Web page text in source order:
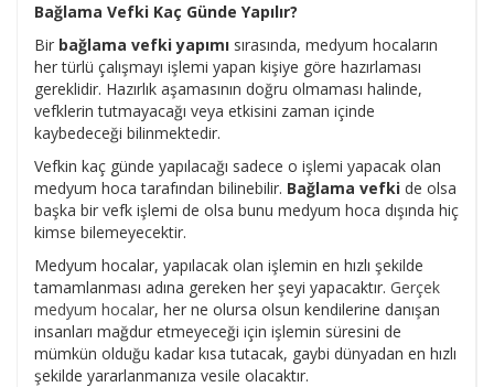
Bağlama Vefki Kaç Günde Yapılır?
Bir bağlama vefki yapımı sırasında, medyum hocaların
her türlü çalışmayı işlemi yapan kişiye göre hazırlaması
gereklidir. Hazırlık aşamasının doğru olmaması halinde,
vefklerin tutmayacağı veya etkisini zaman içinde
kaybedeceği bilinmektedir.
Vefkin kaç günde yapılacağı sadece o işlemi yapacak olan
medyum hoca tarafından bilinebilir. Bağlama vefki de olsa
başka bir vefk işlemi de olsa bunu medyum hoca dışında hiç
kimse bilemeyecektir.
Medyum hocalar, yapılacak olan işlemin en hızlı şekilde
tamamlanması adına gereken her şeyi yapacaktır. Gerçek
medyum hocalar, her ne olursa olsun kendilerine danışan
insanları mağdur etmeyeceği için işlemin süresini de
mümkün olduğu kadar kısa tutacak, gaybi dünyadan en hızlı
şekilde yararlanmanıza vesile olacaktır.